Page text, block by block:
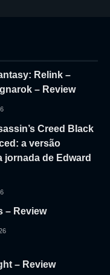
Relink –
– Review
Creed Black
a versão
jornada de Edward
– Review
– Review